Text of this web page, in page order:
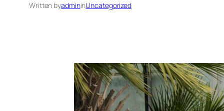
Written byadmininUncategorized